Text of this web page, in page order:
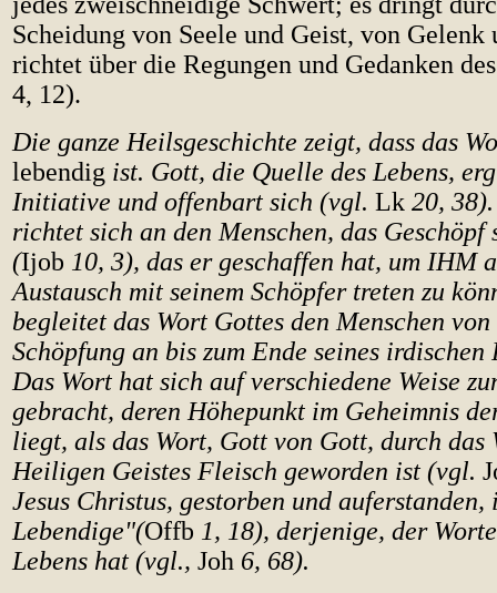
Scheidung von Seele und Geist, von Gelenk
richtet über die Regungen und Gedanken
4, 12).
Die ganze Heilsgeschichte zeigt, dass das
lebendig ist. Gott, die Quelle des Lebens,
Initiative und offenbart sich (vgl. Lk 20,
richtet sich an den Menschen, das Geschöpf
(Ijob 10, 3), das er geschaffen hat, um IHM
Austausch mit seinem Schöpfer treten zu
begleitet das Wort Gottes den Menschen
Schöpfung an bis zum Ende seines irdischen
Das Wort hat sich auf verschiedene Weise
gebracht, deren Höhepunkt im Geheimnis
liegt, als das Wort, Gott von Gott, durch das
Heiligen Geistes Fleisch geworden ist (vgl.
Jesus Christus, gestorben und auferstanden,
Lebendige"(Offb 1, 18), derjenige, der
Lebens hat (vgl., Joh 6, 68).